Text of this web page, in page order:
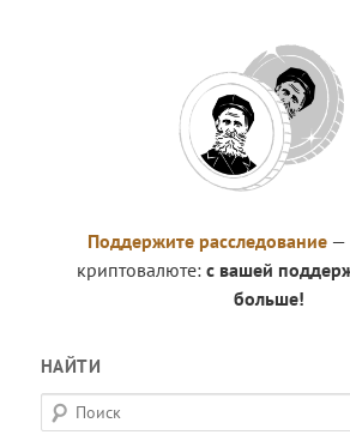
Поддержите расследование —
криптовалюте: с вашей
больше!
НАЙТИ
П
о